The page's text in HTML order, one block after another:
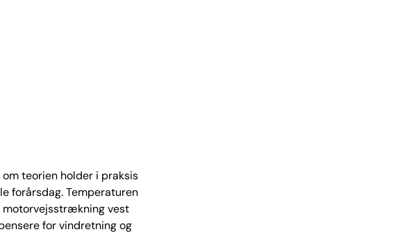
teorien holder i praksis
forårsdag. Temperaturen
motorvejsstrækning vest
for vindretning og